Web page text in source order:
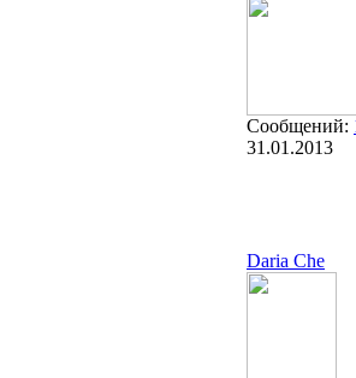
Сообщений:
31.01.2013
Daria Che